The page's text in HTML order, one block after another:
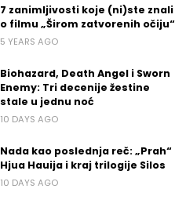
7 zanimljivosti koje (ni)ste znali
o filmu „Širom zatvorenih očiju“
5 YEARS AGO
Biohazard, Death Angel i Sworn
Enemy: Tri decenije žestine
stale u jednu noć
10 DAYS AGO
Nada kao poslednja reč: „Prah“
Hjua Hauija i kraj trilogije Silos
10 DAYS AGO